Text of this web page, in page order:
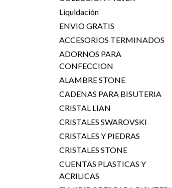
Liquidación
ENVIO GRATIS
ACCESORIOS TERMINADOS
ADORNOS PARA
CONFECCION
ALAMBRE STONE
CADENAS PARA BISUTERIA
CRISTAL LIAN
CRISTALES SWAROVSKI
CRISTALES Y PIEDRAS
CRISTALES STONE
CUENTAS PLASTICAS Y
ACRILICAS